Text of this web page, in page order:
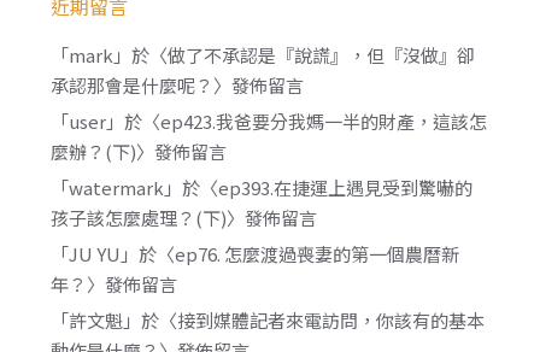
近期留言
「mark 」於〈做了不承認是『說謊』，但『沒做』卻
承認那會是什麼呢？ 〉發佈留言
「user」於〈ep423.我爸要分我媽一半的財產，這該怎
麼辦？(下)〉發佈留言
「watermark 」於〈ep393.在捷運上遇見受到驚嚇的
孩子該怎麼處理？(下)〉發佈留言
「JU YU 」於〈ep76. 怎麼渡過喪妻的第一個農曆新
年？ 〉發佈留言
「許文魁」於〈接到媒體記者來電訪問，你該有的基本